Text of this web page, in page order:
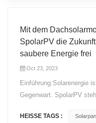
Mit dem
SpolarPV die
saubere Energie frei
Oct 23, 2023
Einführung:Solarenergie
Gegenwart. SpolarPV
144 Solarpanel auf dem
HEISSE TAGS :